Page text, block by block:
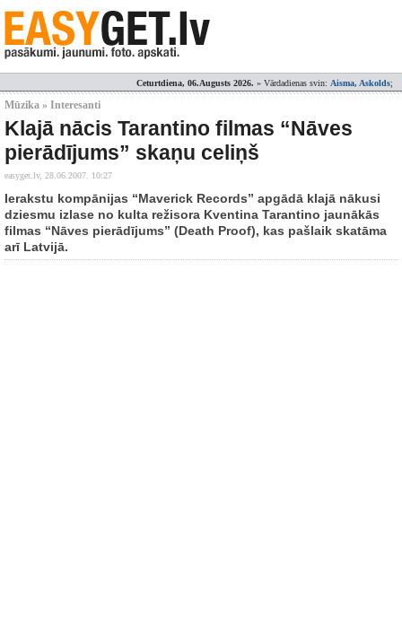
Ceturtdiena, 06.Augusts 2026. » Vārdadienas svin: Aisma, Askolds;
Mūzika » Interesanti
Klajā nācis Tarantino filmas “Nāves
pierādījums” skaņu celiņš
easyget.lv, 28.06.2007. 10:27
Ierakstu kompānijas “Maverick Records” apgādā klajā nākusi
dziesmu izlase no kulta režisora Kventina Tarantino jaunākās
filmas “Nāves pierādījums” (Death Proof), kas pašlaik skatāma
arī Latvijā.